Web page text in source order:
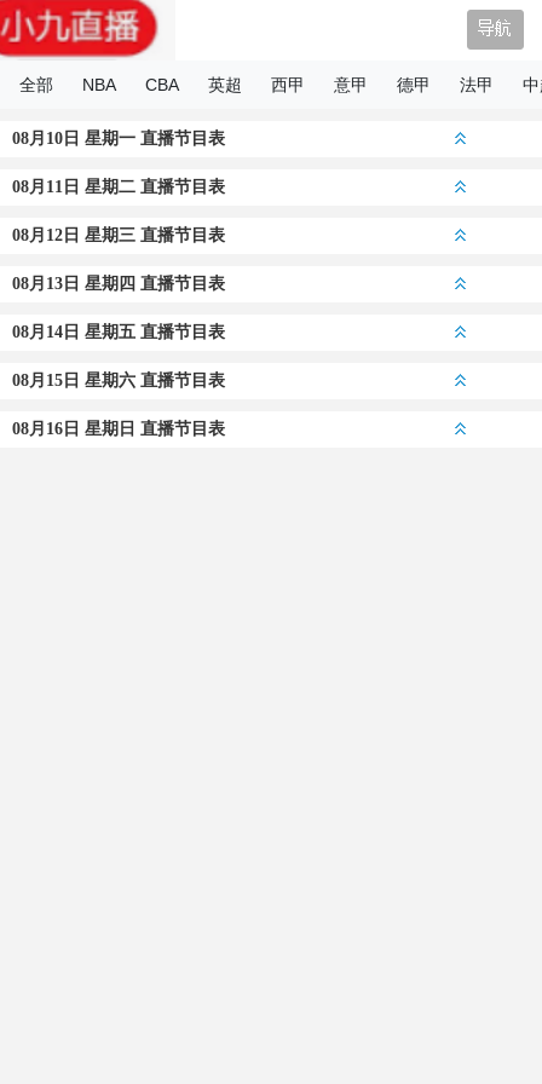
全部 NBA CBA 英超 西甲 意甲 德甲 法甲
08月10日 星期一 直播节目表
08月11日 星期二 直播节目表
08月12日 星期三 直播节目表
08月13日 星期四 直播节目表
08月14日 星期五 直播节目表
08月15日 星期六 直播节目表
08月16日 星期日 直播节目表